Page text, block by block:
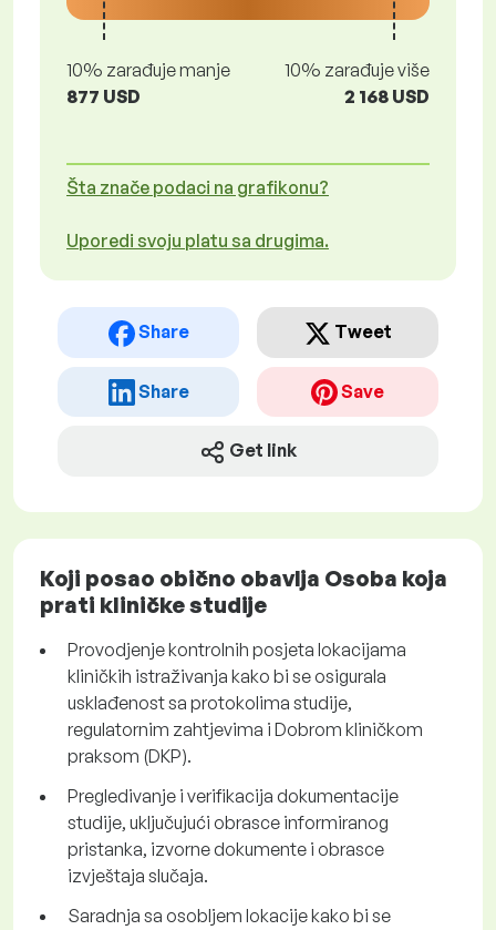
10% zarađuje manje
877 USD
10% zarađuje više
2 168 USD
Šta znače podaci na grafikonu?
Uporedi svoju platu sa drugima.
Share Tweet
Share Save
Get link
Koji posao obično obavlja Osoba koja
prati kliničke studije
Provodjenje kontrolnih posjeta lokacijama
kliničkih istraživanja kako bi se osigurala
usklađenost sa protokolima studije,
regulatornim zahtjevima i Dobrom kliničkom
praksom (DKP).
Pregledivanje i verifikacija dokumentacije
studije, uključujući obrasce informiranog
pristanka, izvorne dokumente i obrasce
izvještaja slučaja.
Saradnja sa osobljem lokacije kako bi se